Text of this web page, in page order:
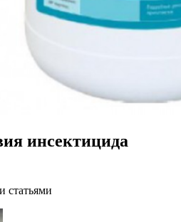
инсектицида
статьями